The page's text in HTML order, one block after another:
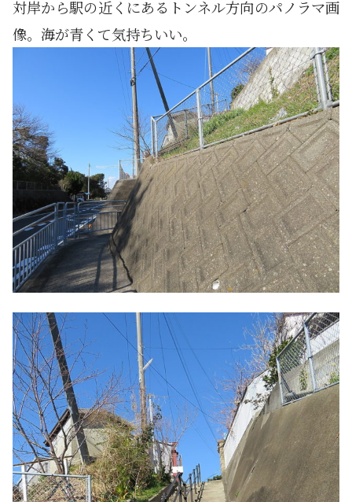
対岸から駅の近くにあるトンネル方向のパノラマ画
像。海が青くて気持ちいい。